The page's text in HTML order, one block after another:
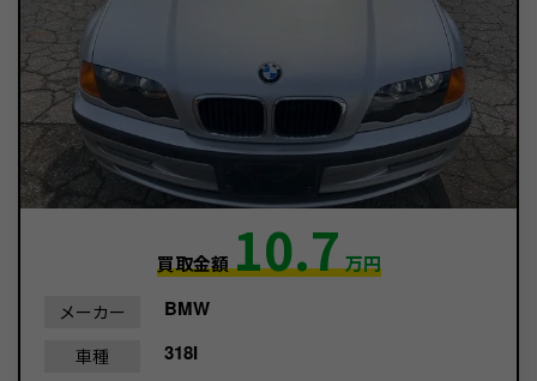
買取金額10.7万円
メーカー BMW
車種 318I